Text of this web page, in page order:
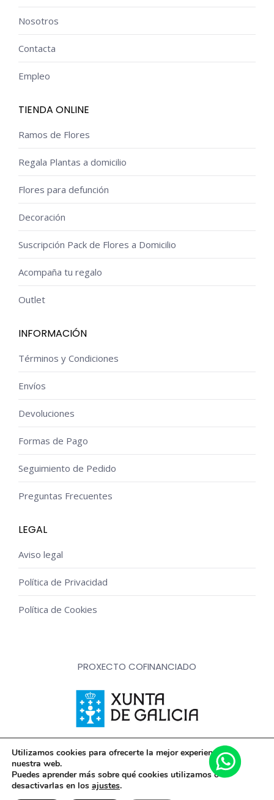
Nosotros
Contacta
Empleo
TIENDA ONLINE
Ramos de Flores
Regala Plantas a domicilio
Flores para defunción
Decoración
Suscripción Pack de Flores a Domicilio
Acompaña tu regalo
Outlet
INFORMACIÓN
Términos y Condiciones
Envíos
Devoluciones
Formas de Pago
Seguimiento de Pedido
Preguntas Frecuentes
LEGAL
Aviso legal
Política de Privacidad
Política de Cookies
PROXECTO COFINANCIADO
Innovación, dixitalización e implantación de novas fórmulas
de comercialización e expansión do sector comercial e
artesanal
Utilizamos cookies para ofrecerte la mejor experiencia en
nuestra web.
Puedes aprender más sobre qué cookies utilizamos o
desactivarlas en los ajustes.